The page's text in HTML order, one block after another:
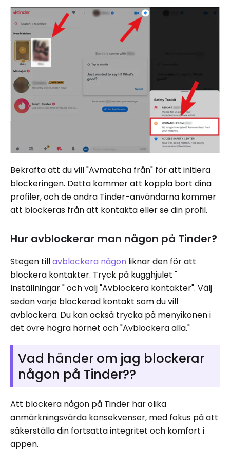
Bekräfta att du vill "Avmatcha från" för att initiera
blockeringen. Detta kommer att koppla bort dina
profiler, och de andra Tinder-användarna kommer
att blockeras från att kontakta eller se din profil.
Hur avblockerar man någon på Tinder?
Stegen tillavblockera någon liknar den för att
blockera kontakter. Tryck på kugghjulet "
Inställningar " och välj "Avblockera kontakter". Välj
sedan varje blockerad kontakt som du vill
avblockera. Du kan också trycka på menyikonen i
det övre högra hörnet och "Avblockera alla."
Vad händer om jag blockerar
någon på Tinder??
Att blockera någon på Tinder har olika
anmärkningsvärda konsekvenser, med fokus på att
säkerställa din fortsatta integritet och komfort i
appen.